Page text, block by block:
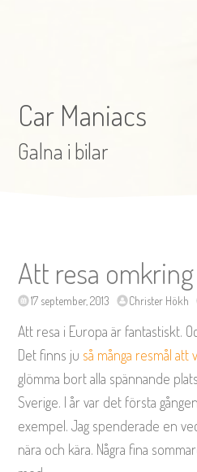
Car Maniacs
Galna i bilar
Att resa
17 september, 2013 Christer Hökh
Att resa i Europa är fantastiskt.
Det finns ju så många resmål att
glömma bort alla spännande
Sverige. I år var det första
exempel. Jag spenderade en
nära och kära. Några fina